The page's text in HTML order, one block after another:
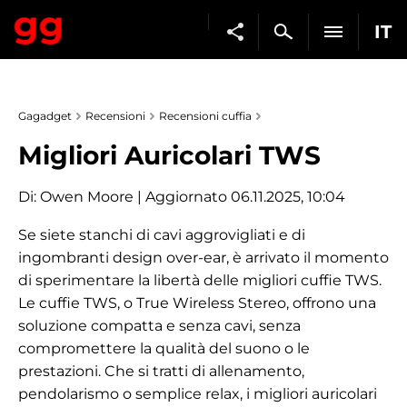
IT
Gagadget Recensioni Recensioni cuffia
Migliori Auricolari TWS
Di: Owen Moore | Aggiornato 06.11.2025, 10:04
Se siete stanchi di cavi aggrovigliati e di
ingombranti design over-ear, è arrivato il momento
di sperimentare la libertà delle migliori cuffie TWS.
Le cuffie TWS, o True Wireless Stereo, offrono una
soluzione compatta e senza cavi, senza
compromettere la qualità del suono o le
prestazioni. Che si tratti di allenamento,
pendolarismo o semplice relax, i migliori auricolari